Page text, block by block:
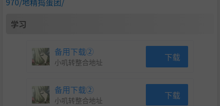
学习
备用下载②
小叽转整合地址 下载
备用下载②
小叽转整合地址 下载